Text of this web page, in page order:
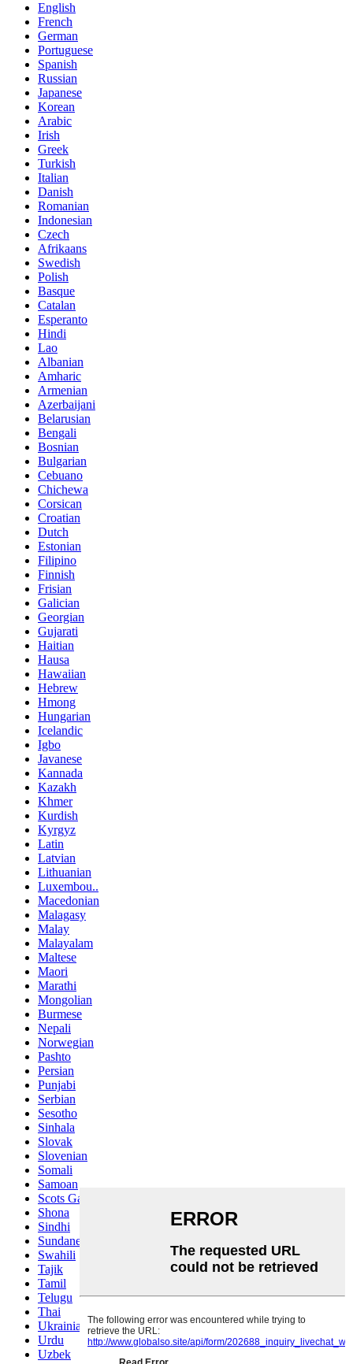
English
French
German
Portuguese
Spanish
Russian
Japanese
Korean
Arabic
Irish
Greek
Turkish
Italian
Danish
Romanian
Indonesian
Czech
Afrikaans
Swedish
Polish
Basque
Catalan
Esperanto
Hindi
Lao
Albanian
Amharic
Armenian
Azerbaijani
Belarusian
Bengali
Bosnian
Bulgarian
Cebuano
Chichewa
Corsican
Croatian
Dutch
Estonian
Filipino
Finnish
Frisian
Galician
Georgian
Gujarati
Haitian
Hausa
Hawaiian
Hebrew
Hmong
Hungarian
Icelandic
Igbo
Javanese
Kannada
Kazakh
Khmer
Kurdish
Kyrgyz
Latin
Latvian
Lithuanian
Luxembou..
Macedonian
Malagasy
Malay
Malayalam
Maltese
Maori
Marathi
Mongolian
Burmese
Nepali
Norwegian
Pashto
Persian
Punjabi
Serbian
Sesotho
Sinhala
Slovak
Slovenian
Somali
Samoan
Scots Gaelic
Shona
Sindhi
Sundanese
Swahili
Tajik
Tamil
Telugu
Thai
Ukrainian
Urdu
Uzbek